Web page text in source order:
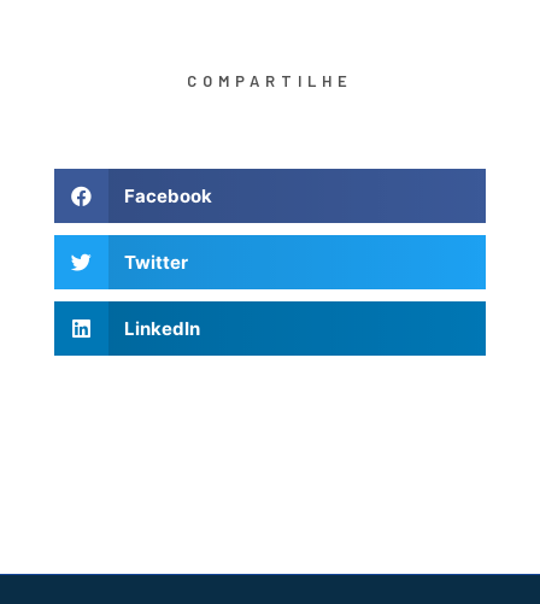
COMPARTILHE
Facebook
Twitter
LinkedIn